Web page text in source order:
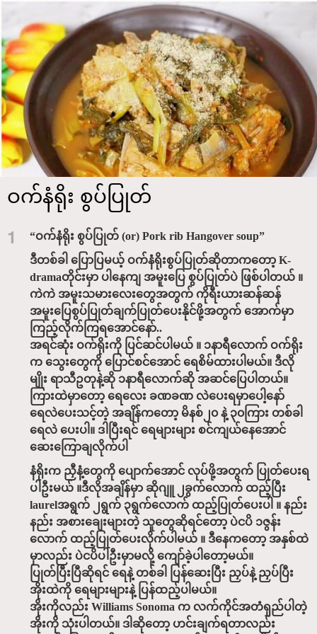
ဝက်နံရိုး စွပ်ပြုတ်
1
“ဝက်နံရိုး စွပ်ပြုတ် (or) Pork rib Hangover soup”
ဒီတစ်ခါ ပြောပြမယ့် ဝက်နံရိုးစွပ်ပြုတ်ဆိုတာကတော့ K-
dramaတိုင်းမှာ ပါနေကျ အမူးပြေ စွပ်ပြုတ်ပဲ ဖြစ်ပါတယ် ။
ကဲကဲ အမူးသမားလေးတွေအတွက် ကိုရီးယားဆန်ဆန်
အမူးပြေစွပ်ပြုတ်ချက်ပြုတ်ပေးနိုင်ဖို့အတွက် အောက်မှာ
ကြည့်လိုက်ကြရအောင်နော်..
အရင်ဆုံး ဝက်ရိုးကို ပြင်ဆင်ပါမယ် ။ ၁နာရီလောက် ဝက်ရိုး
က သွေးတွေကို ပြောင်စင်အောင် ရေစိမ်ထားပါမယ်။ ဒီလို
မျိုး ရာသီဥတုနဲ့ဆို ၁နာရီလောက်ဆို အဆင်ပြေပါတယ်။
ကြားထဲမှာတော့ ရေလေး ခဏခဏ လဲပေးရမှာပေါ့နော်
ရေလဲပေးသင့်တဲ့ အချိန်ကတော့ မိနစ်၂၀ နဲ့ ၃၀ကြား တစ်ခါ
ရေလဲ ပေးပါ။ ဒါပြီးရင် ရေများများ စင်ကျယ်နေအောင်
ဆေးကြောချလိုက်ပါ
နံရိုးက ညှီနံ့တွေကို ပျောက်အောင် လုပ်ဖို့အတွက် ပြုတ်ပေးရ
ပါဦးမယ် ။ဒီလိုအချိန်မှာ ဆိုဂျူ ၂ခွက်လောက် ထည့်ပြီး
laurelအရွက် ၂ရွက် ၃ရွက်လောက် ထည့်ပြုတ်ပေးပါ ။ နည်း
နည်း အစားချေးများတဲ့ သူတွေဆိုရင်တော့ ပဲငပိ ၁ဇွန်း
လောက် ထည့်ပြုတ်ပေးလိုက်ပါမယ် ။ ဒီနေကတော့ အနှစ်ထဲ
မှာလည်း ပဲငပိပါဦးမှာမလို့ ကျော်ခဲ့ပါတော့မယ်။
ပြုတ်ပြီးပြီဆိုရင် ရေနဲ့ တစ်ခါ ပြန်ဆေးပြီး ညှပ်နဲ့ ညှပ်ပြီး
အိုးထဲကို ရေများများနဲ့ ပြန်ထည့်ပါမယ်။
အိုးကိုလည်း Williams Sonoma က လက်ကိုင်အတံရှည်ပါတဲ့
အိုးကို သုံးပါတယ်။ ဒါဆိုတော့ ဟင်းချက်ရတာလည်း